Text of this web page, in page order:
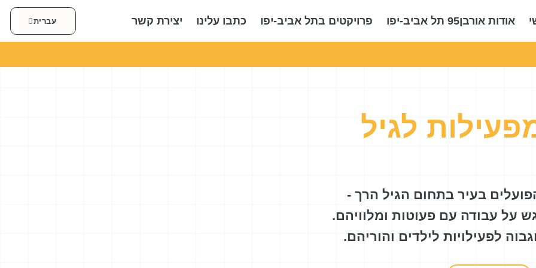
אודות אורבן95 תל אביב-יפו פרויקטים בתל אביב-יפו כתבו עלינו יצירת קשר עברית
English
לגיל
בעיר בתחום הגיל הרך -
על עבודה עם פעוטות ומלוויהם.
לפעילויות לילדים והוריהם.